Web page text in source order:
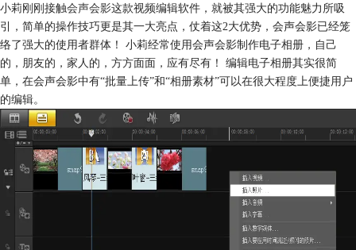
小莉刚刚接触会声会影这款视频编辑软件，就被其强大的功能魅力所吸
引，简单的操作技巧更是其一大亮点，仗着这2大优势，会声会影已经笼
络了强大的使用者群体！ 小莉经常使用会声会影制作电子相册，自己
的，朋友的，家人的，方方面面，应有尽有！ 编辑电子相册其实很简
单，在会声会影中有“批量上传”和“相册素材”可以在很大程度上便捷用户
的编辑。